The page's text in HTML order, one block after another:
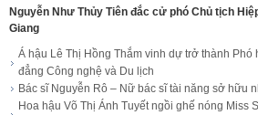
Nguyễn Như Thủy Tiên đắc cử phó Chủ tịch
Giang
Á hậu Lê Thị Hồng Thắm vinh dự trở thành
đẳng Công nghệ và Du lịch
Bác sĩ Nguyễn Rô – Nữ bác sĩ tài năng sở hữu
Hoa hậu Võ Thị Ánh Tuyết ngồi ghế nóng Miss